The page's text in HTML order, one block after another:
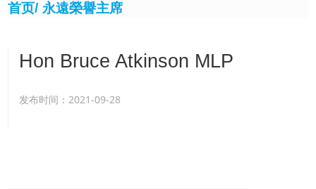
首页/ 永遠榮譽主席
Hon Bruce Atkinson MLP
发布时间：2021-09-28